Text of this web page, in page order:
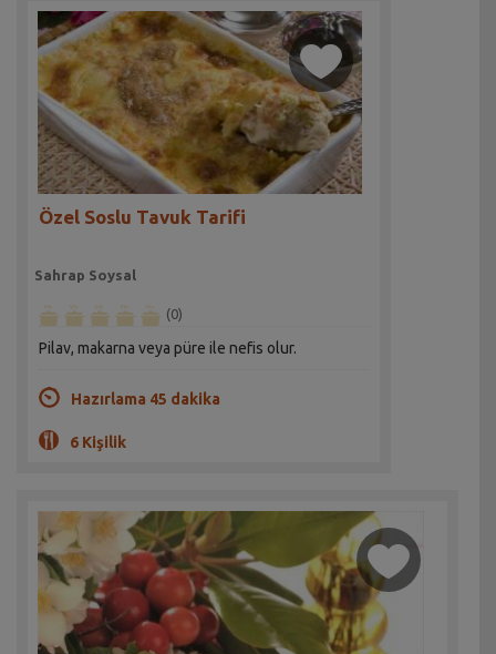
Özel Soslu Tavuk Tarifi
Sahrap Soysal
(0)
Pilav, makarna veya püre ile nefis olur.
Hazırlama 45 dakika
6 Kişilik